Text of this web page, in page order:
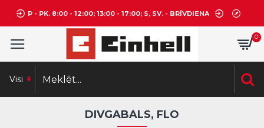
P - PK. 8:00 - 12:00; 13:00 - 17:00; S, SV. - BRĪVDIENA
0
Visi
DIVGABALS, FLO